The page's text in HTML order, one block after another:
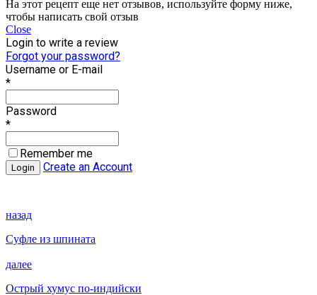
На этот рецепт еще нет отзывов, используйте форму ниже,
чтобы написать свой отзыв
Close
Login to write a review
Forgot your password?
Username or E-mail
*
Password
*
Remember me
Create an Account
назад
Суфле из шпината
далее
Острый хумус по-индийски